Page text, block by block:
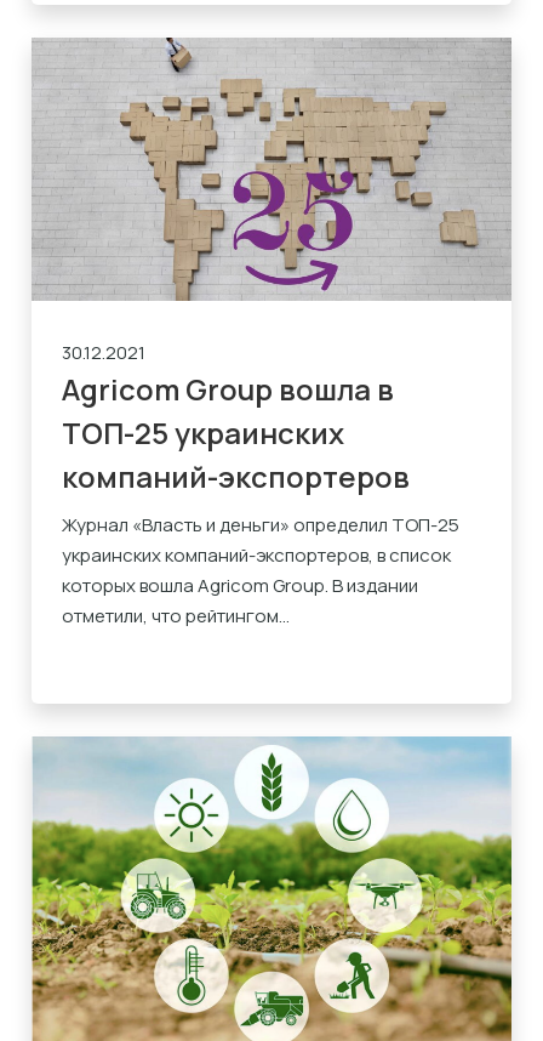
30.12.2021
Agricom Group вошла в
ТОП-25 украинских
компаний-экспортеров
Журнал «Власть и деньги» определил ТОП-25
украинских компаний-экспортеров, в список
которых вошла Agricom Group. В издании
отметили, что рейтингом...